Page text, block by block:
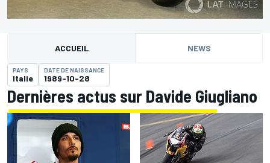
ACCUEIL NEWS
PAYS
Italie
DATE DE NAISSANCE
1989-10-28
Dernières actus sur Davide Giugliano